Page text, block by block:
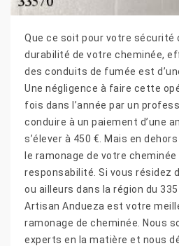
Que ce soit pour votre sécurité
durabilité de votre cheminée,
des conduits de fumée est
Une négligence à faire cette
fois dans l’année par un
conduire à un paiement d’une
s’élever à 450 €. Mais en
le ramonage de votre
responsabilité. Si vous résidez
ou ailleurs dans la région du
Artisan Andueza est votre
ramonage de cheminée. Nous
experts en la matière et nous